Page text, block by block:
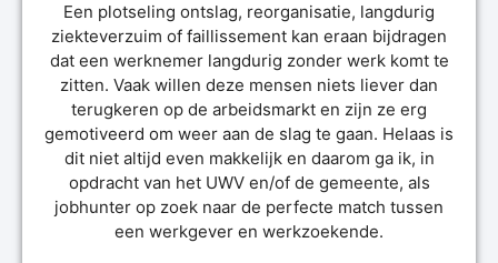
Een plotseling ontslag, reorganisatie, langdurig
ziekteverzuim of faillissement kan eraan bijdragen
dat een werknemer langdurig zonder werk komt te
zitten. Vaak willen deze mensen niets liever dan
terugkeren op de arbeidsmarkt en zijn ze erg
gemotiveerd om weer aan de slag te gaan. Helaas is
dit niet altijd even makkelijk en daarom ga ik, in
opdracht van het UWV en/of de gemeente, als
jobhunter op zoek naar de perfecte match tussen
een werkgever en werkzoekende.